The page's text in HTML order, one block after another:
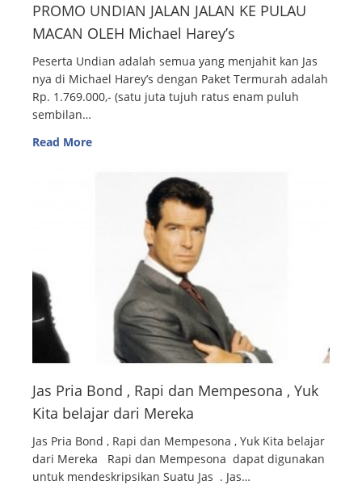
PROMO UNDIAN JALAN JALAN KE PULAU
MACAN OLEH Michael Harey’s
Peserta Undian adalah semua yang menjahit kan Jas
nya di Michael Harey’s dengan Paket Termurah adalah
Rp. 1.769.000,- (satu juta tujuh ratus enam puluh
sembilan…
Read More
Jas Pria Bond , Rapi dan Mempesona , Yuk
Kita belajar dari Mereka
Jas Pria Bond , Rapi dan Mempesona , Yuk Kita belajar
dari Mereka Rapi dan Mempesona dapat digunakan
untuk mendeskripsikan Suatu Jas . Jas…